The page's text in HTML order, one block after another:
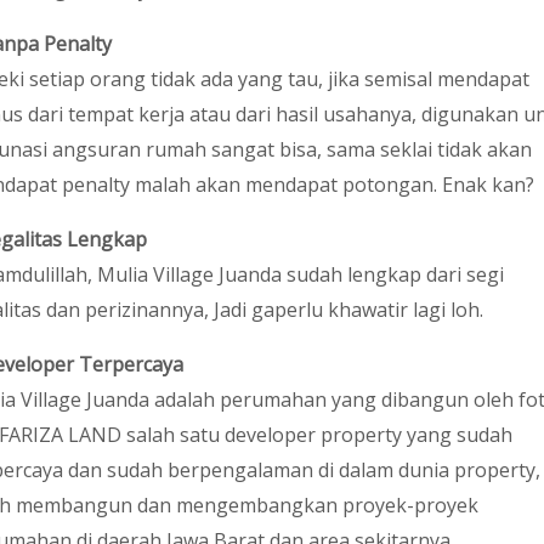
Penalty
setiap orang tidak ada yang tau, jika semisal mendapat
dari tempat kerja atau dari hasil usahanya, digunakan
angsuran rumah sangat bisa, sama seklai tidak akan
penalty malah akan mendapat potongan. Enak kan?
Lengkap
Mulia Village Juanda sudah lengkap dari segi
dan perizinannya, Jadi gaperlu khawatir lagi loh.
Terpercaya
Village Juanda adalah perumahan yang dibangun oleh
LAND salah satu developer property yang sudah
dan sudah berpengalaman di dalam dunia property,
membangun dan mengembangkan proyek-proyek